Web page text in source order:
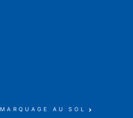
MARQUAGE AU SOL